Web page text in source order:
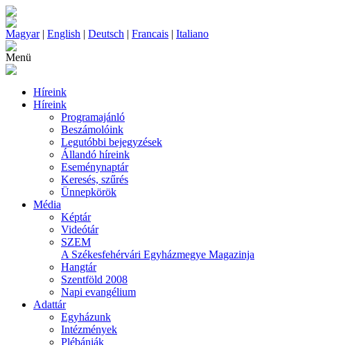
Magyar| English | Deutsch | Francais | Italiano
Menü
Híreink
Híreink
Programajánló
Beszámolóink
Legutóbbi bejegyzések
Állandó híreink
Eseménynaptár
Keresés, szűrés
Ünnepkörök
Média
Képtár
Videótár
SZEM
A Székesfehérvári Egyházmegye Magazinja
Hangtár
Szentföld 2008
Napi evangélium
Adattár
Egyházunk
Intézmények
Plébániák